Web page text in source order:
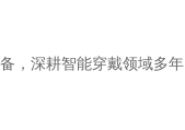
，深耕智能穿戴领域多